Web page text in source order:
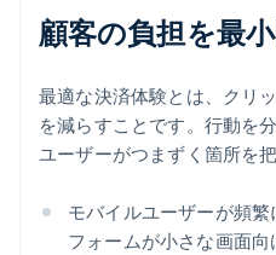
顧客の負担を最
最適な決済体験とは、クリ
を減らすことです。行動を
ユーザーがつまずく箇所を
モバイルユーザーが頻
フォームが小さな画面